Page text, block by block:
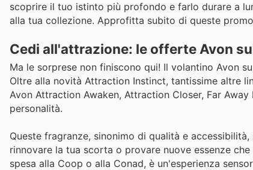
scoprire il tuo istinto più profondo e farlo durare a
alla tua collezione. Approfitta subito di queste
Cedi all'attrazione: le offerte Avon
Ma le sorprese non finiscono qui! Il volantino Avon
Oltre alla novità Attraction Instinct, tantissime altre
Avon Attraction Awaken, Attraction Closer, Far
personalità.
Queste fragranze, sinonimo di qualità e
rinnovare la tua scorta o provare nuove essenze
spesa alla Coop o alla Conad, è un'esperienza